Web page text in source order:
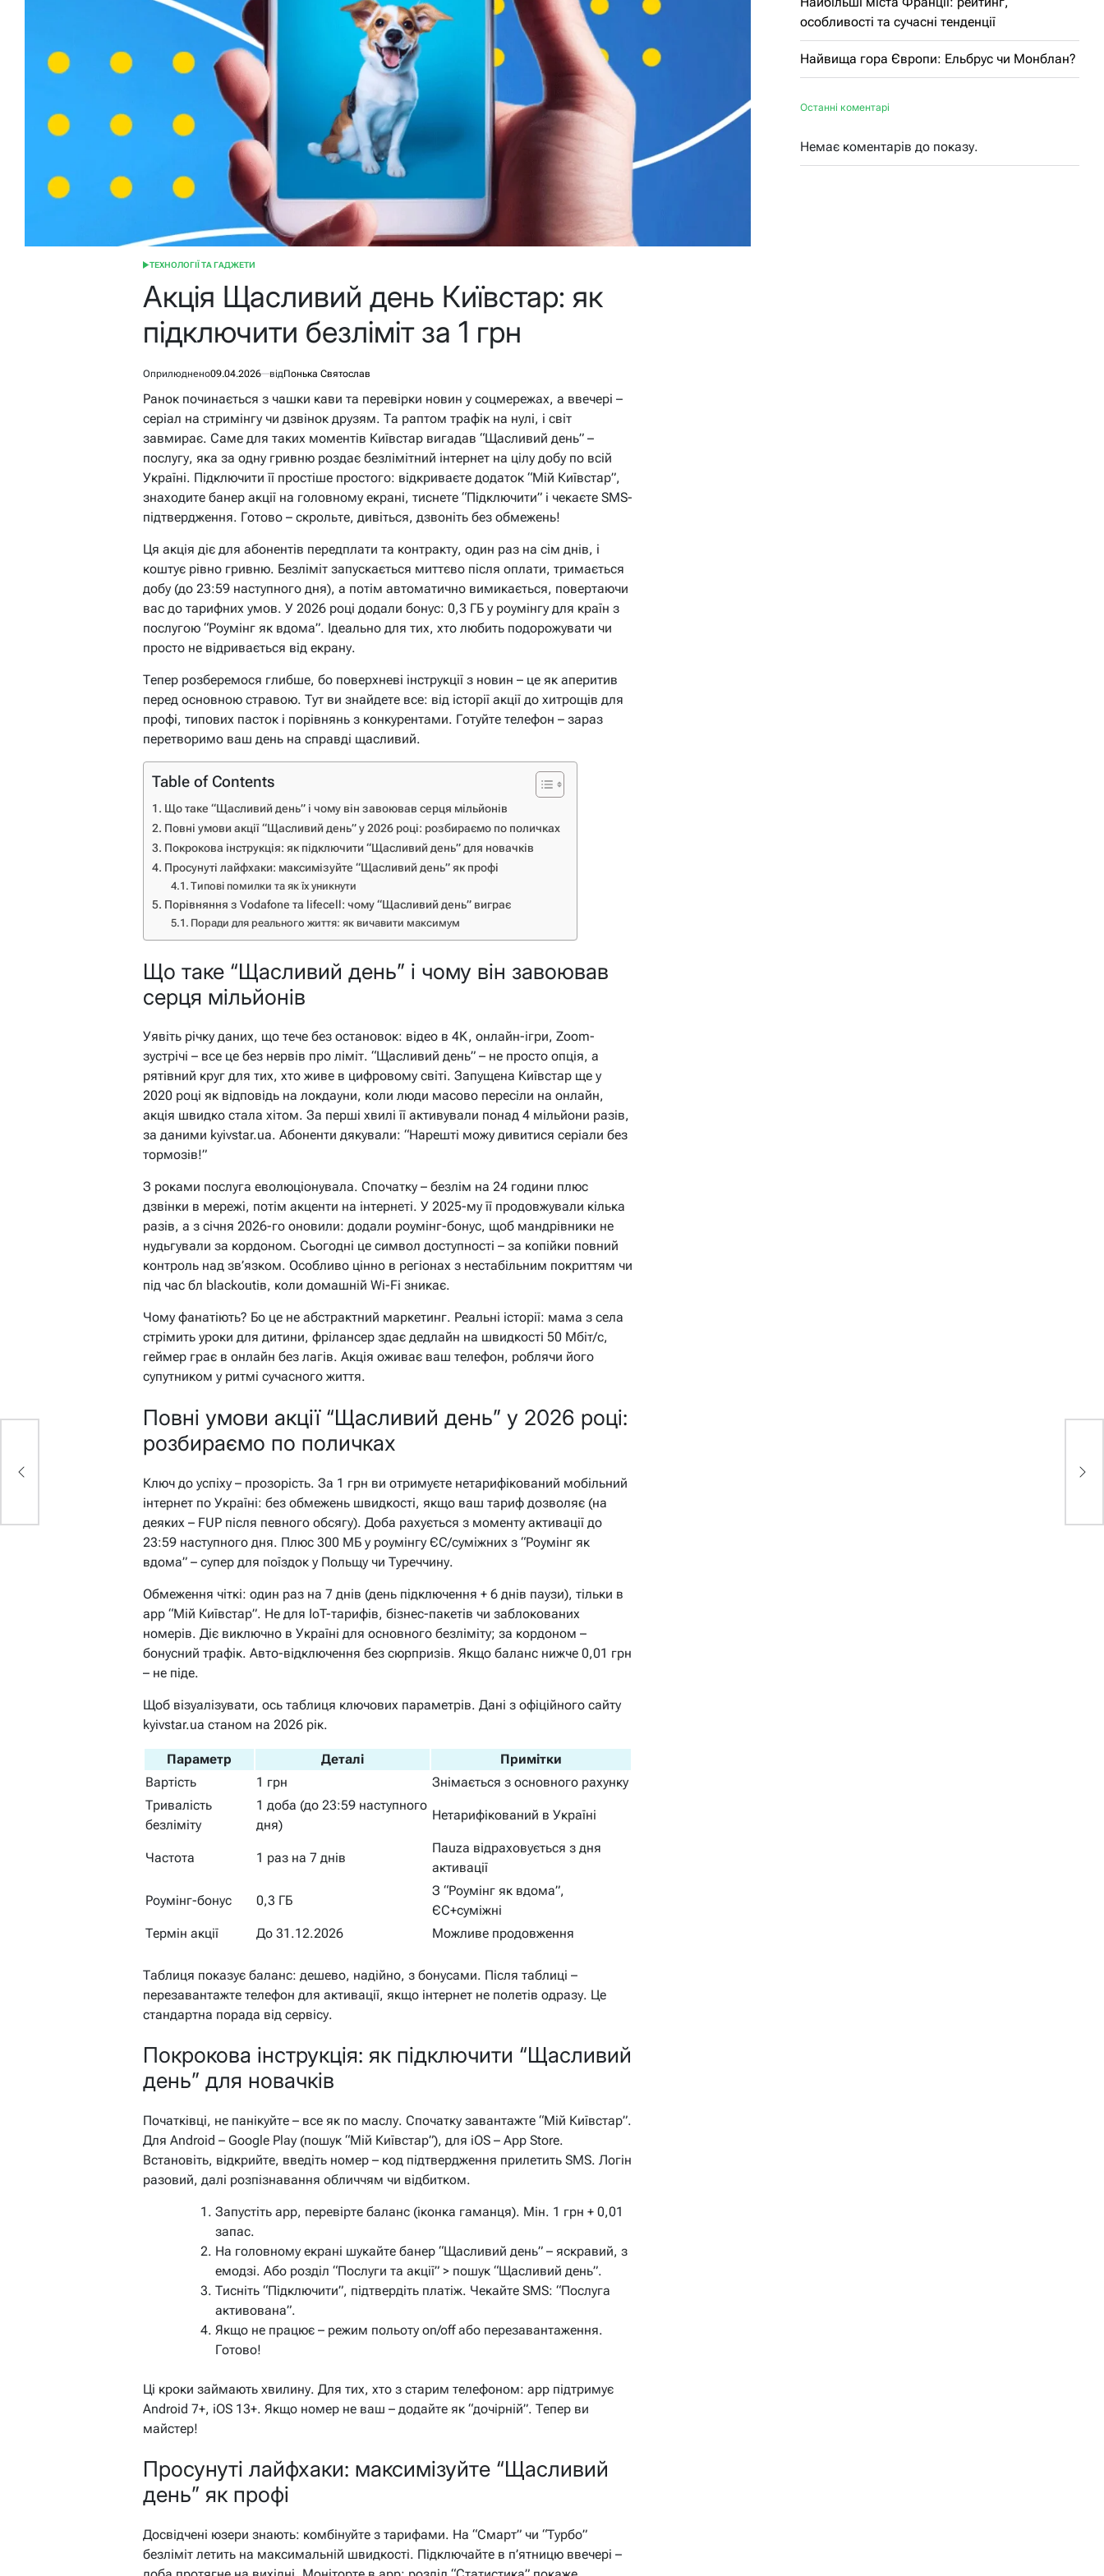
ОПУБЛІКУВАТИ
ТЕХНОЛОГІЇ ТА ГАДЖЕТИ
Акція Щасливий день Київстар: як
підключити безліміт за 1 грн
Оприлюднено09.04.2026 відПонька Святослав
Ранок починається з чашки кави та перевірки новин у соцмережах, а ввечері –
серіал на стримінгу чи дзвінок друзям. Та раптом трафік на нулі, і світ
завмирає. Саме для таких моментів Київстар вигадав “Щасливий день” –
послугу, яка за одну гривню роздає безлімітний інтернет на цілу добу по всій
Україні. Підключити її простіше простого: відкриваєте додаток “Мій Київстар”,
знаходите банер акції на головному екрані, тиснете “Підключити” і чекаєте SMS-
підтвердження. Готово – скрольте, дивіться, дзвоніть без обмежень!
Ця акція діє для абонентів передплати та контракту, один раз на сім днів, і
коштує рівно гривню. Безліміт запускається миттєво після оплати, тримається
добу (до 23:59 наступного дня), а потім автоматично вимикається, повертаючи
вас до тарифних умов. У 2026 році додали бонус: 0,3 ГБ у роумінгу для країн з
послугою “Роумінг як вдома”. Ідеально для тих, хто любить подорожувати чи
просто не відривається від екрану.
Тепер розберемося глибше, бо поверхневі інструкції з новин – це як аперитив
перед основною стравою. Тут ви знайдете все: від історії акції до хитрощів для
профі, типових пасток і порівнянь з конкурентами. Готуйте телефон – зараз
перетворимо ваш день на справді щасливий.
Table of Contents
Що таке “Щасливий день” і чому він завоював серця мільйонів
Повні умови акції “Щасливий день” у 2026 році: розбираємо по поличках
Покрокова інструкція: як підключити “Щасливий день” для новачків
Просунуті лайфхаки: максимізуйте “Щасливий день” як профі
Типові помилки та як їх уникнути
Порівняння з Vodafone та lifecell: чому “Щасливий день” виграє
Поради для реального життя: як вичавити максимум
Що таке “Щасливий день” і чому він завоював
серця мільйонів
Уявіть річку даних, що тече без остановок: відео в 4K, онлайн-ігри, Zoom-
зустрічі – все це без нервів про ліміт. “Щасливий день” – не просто опція, а
рятівний круг для тих, хто живе в цифровому світі. Запущена Київстар ще у
2020 році як відповідь на локдауни, коли люди масово пересіли на онлайн,
акція швидко стала хітом. За перші хвилі її активували понад 4 мільйони разів,
за даними kyivstar.ua. Абоненти дякували: “Нарешті можу дивитися серіали без
тормозів!”
З роками послуга еволюціонувала. Спочатку – безлім на 24 години плюс
дзвінки в мережі, потім акценти на інтернеті. У 2025-му її продовжували кілька
разів, а з січня 2026-го оновили: додали роумінг-бонус, щоб мандрівники не
нудьгували за кордоном. Сьогодні це символ доступності – за копійки повний
контроль над зв’язком. Особливо цінно в регіонах з нестабільним покриттям чи
під час бл blackoutів, коли домашній Wi-Fi зникає.
Чому фанатіють? Бо це не абстрактний маркетинг. Реальні історії: мама з села
стрімить уроки для дитини, фрілансер здає дедлайн на швидкості 50 Мбіт/с,
геймер грає в онлайн без лагів. Акція оживає ваш телефон, роблячи його
супутником у ритмі сучасного життя.
Повні умови акції “Щасливий день” у 2026 році:
розбираємо по поличках
Ключ до успіху – прозорість. За 1 грн ви отримуєте нетарифікований мобільний
інтернет по Україні: без обмежень швидкості, якщо ваш тариф дозволяє (на
деяких – FUP після певного обсягу). Доба рахується з моменту активації до
23:59 наступного дня. Плюс 300 МБ у роумінгу ЄС/суміжних з “Роумінг як
вдома” – супер для поїздок у Польщу чи Туреччину.
Обмеження чіткі: один раз на 7 днів (день підключення + 6 днів паузи), тільки в
app “Мій Київстар”. Не для IoT-тарифів, бізнес-пакетів чи заблокованих
номерів. Діє виключно в Україні для основного безліміту; за кордоном –
бонусний трафік. Авто-відключення без сюрпризів. Якщо баланс нижче 0,01 грн
– не піде.
Щоб візуалізувати, ось таблиця ключових параметрів. Дані з офіційного сайту
kyivstar.ua станом на 2026 рік.
Параметр Деталі
Примітки
Вартість
1 грн
Знімається з основного рахунку
Тривалість
безліміту
1 доба (до 23:59 наступного
дня)
Нетарифікований в Україні
Частота 1 раз на 7 днів
Паuza відраховується з дня
активації
Роумінг-бонус 0,3 ГБ
З “Роумінг як вдома”,
ЄС+суміжні
Термін акції
До 31.12.2026 Можливе продовження
Таблиця показує баланс: дешево, надійно, з бонусами. Після таблиці –
перезавантажте телефон для активації, якщо інтернет не полетів одразу. Це
стандартна порада від сервісу.
Покрокова інструкція: як підключити “Щасливий
день” для новачків
Початківці, не панікуйте – все як по маслу. Спочатку завантажте “Мій Київстар”.
Для Android – Google Play (пошук “Мій Київстар”), для iOS – App Store.
Встановіть, відкрийте, введіть номер – код підтвердження прилетить SMS. Логін
разовий, далі розпізнавання обличчям чи відбитком.
Запустіть app, перевірте баланс (іконка гаманця). Мін. 1 грн + 0,01
запас.
На головному екрані шукайте банер “Щасливий день” – яскравий, з
емодзі. Або розділ “Послуги та акції” > пошук “Щасливий день”.
Тисніть “Підключити”, підтвердіть платіж. Чекайте SMS: “Послуга
активована”.
Якщо не працює – режим польоту on/off або перезавантаження.
Готово!
Ці кроки займають хвилину. Для тих, хто з старим телефоном: app підтримує
Android 7+, iOS 13+. Якщо номер не ваш – додайте як “дочірній”. Тепер ви
майстер!
Просунуті лайфхаки: максимізуйте “Щасливий
день” як профі
Досвідчені юзери знають: комбінуйте з тарифами. На “Смарт” чи “Турбо”
безліміт летить на максимальній швидкості. Підключайте в п’ятницю ввечері –
особливості та сучасні тенденції
Найвища гора Європи: Ельбрус чи Монблан?
Останні коментарі
Немає коментарів до показу.